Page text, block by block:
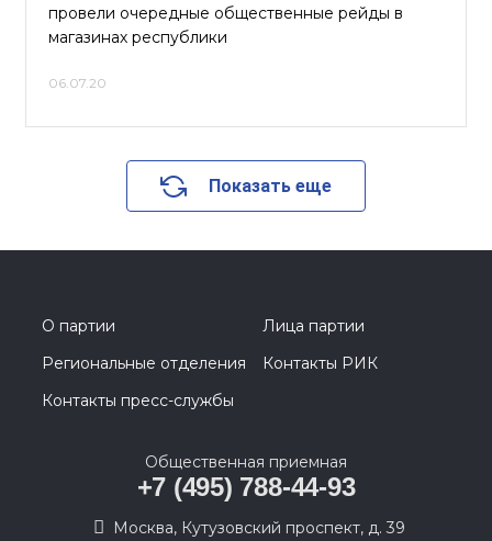
провели очередные общественные рейды в
магазинах республики
06.07.20
Показать еще
О партии
Лица партии
Региональные отделения
Контакты РИК
Контакты пресс-службы
Общественная приемная
+7 (495) 788-44-93
Москва, Кутузовский проспект, д. 39